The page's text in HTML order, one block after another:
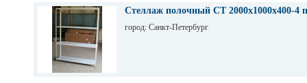
Стеллаж полочный СТ 2000х1000х400-4
город: Санкт-Петербург